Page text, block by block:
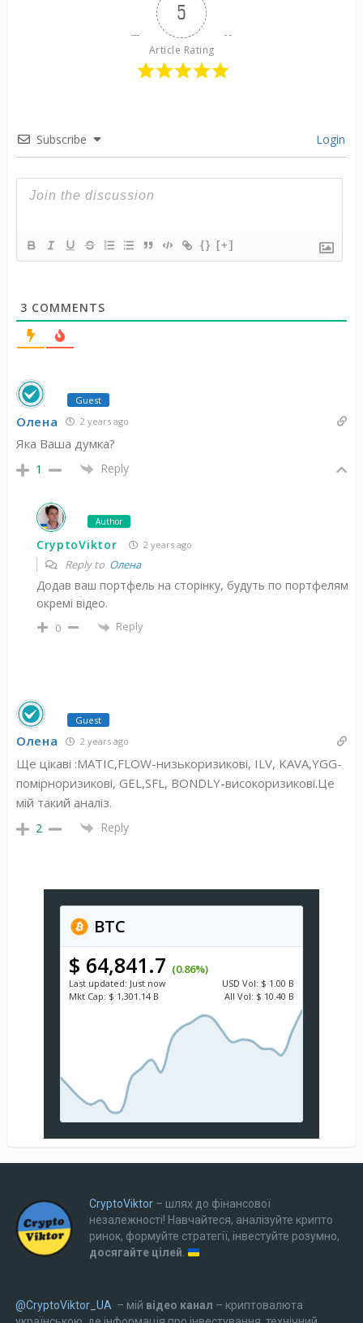
5
Article Rating
Subscribe Login
{} [+]
3 COMMENTS
Guest
Олена 2 years ago
Яка Ваша думка?
1 Reply
Author
CryptoViktor 2 years ago
Reply to Олена
Додав ваш портфель на сторінку, будуть по портфелям
окремі відео.
0 Reply
Guest
Олена 2 years ago
Ще цікаві :MATIC,FLOW-низькоризикові, ILV, KAVA,YGG-
помірноризикові, GEL,SFL, BONDLY-високоризикові.Це
мій такий аналіз.
2 Reply
BTC
$ 64,841.7 (0.86%)
Last updated: Just now USD Vol: $ 1.00 B
Mkt Cap: $ 1,301.14 B All Vol: $ 10.40 B
CryptoViktor– шлях до фінансової
незалежності! Навчайтеся, аналізуйте крипто
ринок, формуйте стратегії, інвестуйте розумно,
досягайте цілей
@CryptoViktor_UA – мій відео канал – криптовалюта